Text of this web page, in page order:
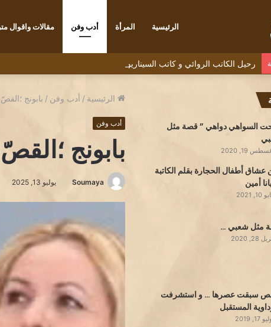
الرئيسية المرأة أدب وفن مقالات واقوال
رحيل الكاتب الروائي و كاتب السيناريو الفرنسي ديديه دوكوان Didier Decoin .
الرئيسية / أدب وفن / بابونج
أدب وفن
بابونج
Soumaya يوليو 13, 2025
السواهي دواهي ” قصة مثل
19, 2020
عشاق أطفال الحجارة بقلم الكاتبة
أمين
2021
مثل شعبي …
28, 2020
سبقت عصرها … و استشرفت
المستقبل
17, 2019